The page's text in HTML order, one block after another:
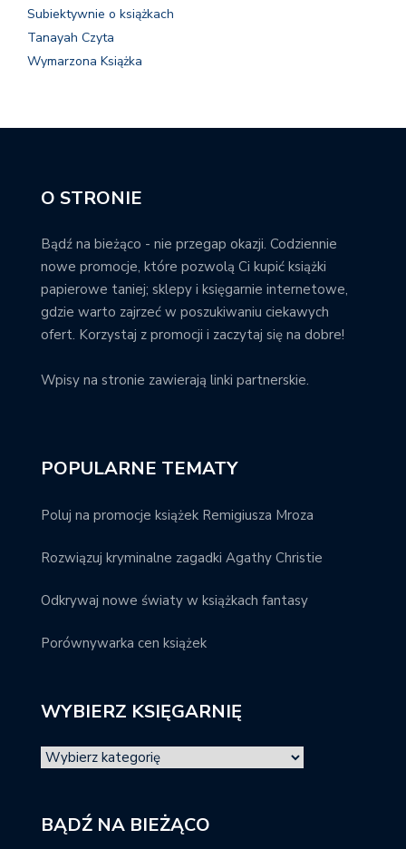
Subiektywnie o książkach
Tanayah Czyta
Wymarzona Książka
O STRONIE
Bądź na bieżąco - nie przegap okazji. Codziennie
nowe promocje, które pozwolą Ci kupić książki
papierowe taniej; sklepy i księgarnie internetowe,
gdzie warto zajrzeć w poszukiwaniu ciekawych
ofert. Korzystaj z promocji i zaczytaj się na dobre!
Wpisy na stronie zawierają linki partnerskie.
POPULARNE TEMATY
Poluj na promocje książek Remigiusza Mroza
Rozwiązuj kryminalne zagadki Agathy Christie
Odkrywaj nowe światy w książkach fantasy
Porównywarka cen książek
WYBIERZ KSIĘGARNIĘ
BĄDŹ NA BIEŻĄCO